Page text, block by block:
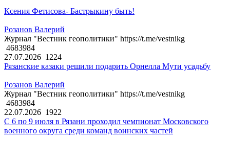
Ксения Фетисова- Бастрыкину быть!
Розанов Валерий
Журнал "Вестник геополитики" https://t.me/vestnikg
4683984
27.07.2026 1224
Рязанские казаки решили подарить Орнелла Мути усадьбу
Розанов Валерий
Журнал "Вестник геополитики" https://t.me/vestnikg
4683984
22.07.2026 1922
С 6 по 9 июля в Рязани проходил чемпионат Московского
военного округа среди команд воинских частей